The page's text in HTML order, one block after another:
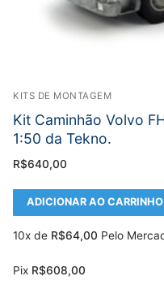
KITS DE MONTAGEM
Kit Caminhão Volvo
1:50 da Tekno.
R$640,00
ADICIONAR AO CARRINHO
10x de R$64,00 Pelo
Pix R$608,00